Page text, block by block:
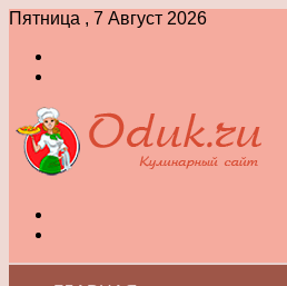
Пятница , 7 Август 2026